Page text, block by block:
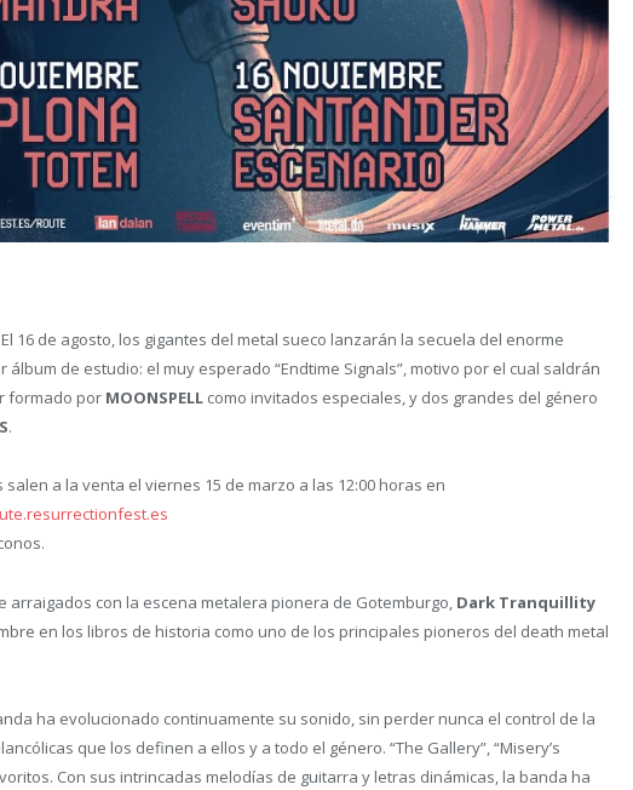
El 16 de agosto, los gigantes del metal sueco lanzarán la secuela del enorme
álbum de estudio: el muy esperado “Endtime Signals”, motivo por el cual saldrán
formado por MOONSPELL como invitados especiales, y dos grandes del género
.
a la venta el viernes 15 de marzo a las 12:00 horas en
arraigados con la escena metalera pionera de Gotemburgo, Dark Tranquillity
en los libros de historia como uno de los principales pioneros del death metal
ha evolucionado continuamente su sonido, sin perder nunca el control de la
que los definen a ellos y a todo el género. “The Gallery”, “Misery’s
Con sus intrincadas melodías de guitarra y letras dinámicas, la banda ha